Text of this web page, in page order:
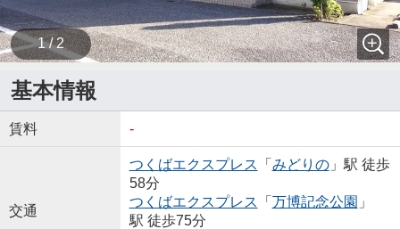
1 / 2
基本情報
賃料 -
交通
つくばエクスプレス 「 みどりの」駅 徒歩
58分
つくばエクスプレス 「 万博記念公園 」
駅 徒歩75分